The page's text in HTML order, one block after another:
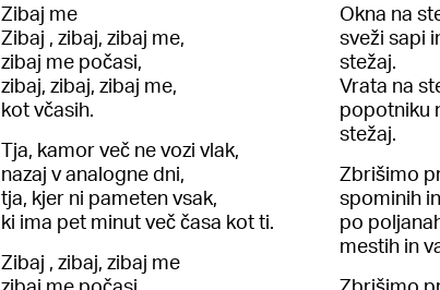
Zibaj me
Zibaj , zibaj, zibaj me,
zibaj me počasi,
zibaj, zibaj, zibaj me,
kot včasih.
Tja, kamor več ne vozi vlak,
nazaj v analogne dni,
tja, kjer ni pameten vsak,
ki ima pet minut več časa kot ti.
Zibaj , zibaj, zibaj me
Okna na
sveži sapi
stežaj.
Vrata na
popotniku
stežaj.
Zbrišimo
spominih
po
mestih in